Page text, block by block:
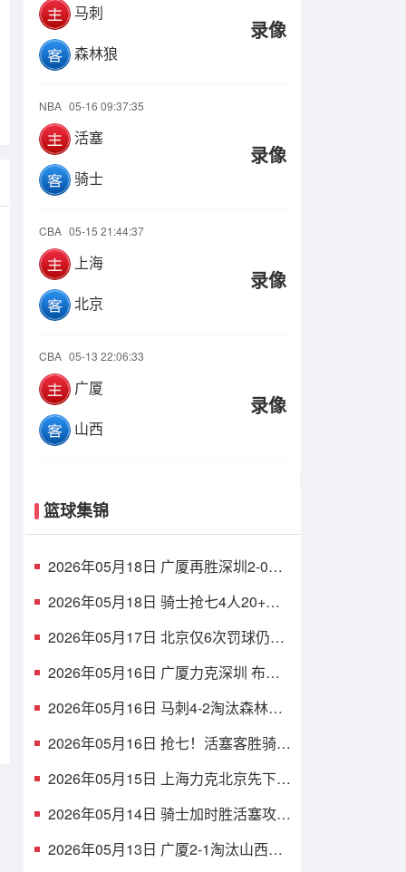
马刺
森林狼
录像
NBA 05-16 09:37:35
活塞
骑士
录像
CBA 05-15 21:44:37
上海
北京
录像
CBA 05-13 22:06:33
广厦
山西
录像
篮球集锦
2026年05月18日 广厦再胜深圳2-0夺
中6
2026年05月18日 骑士抢七4人20+大
尔23分
2026年05月17日 北京仅6次罚球仍胜
温32分
2026年05月16日 广厦力克深圳 布朗
11中3
2026年05月16日 马刺4-2淘汰森林狼
子24分
2026年05月16日 抢七！活塞客胜骑士
失误
2026年05月15日 上海力克北京先下一
13+9
2026年05月14日 骑士加时胜活塞攻占
39+7+9
2026年05月13日 广厦2-1淘汰山西！